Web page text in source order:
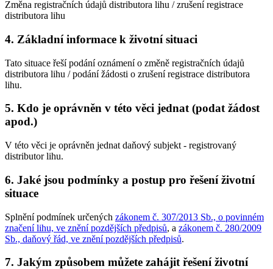
Změna registračních údajů distributora lihu / zrušení registrace
distributora lihu
4. Základní informace k životní situaci
Tato situace řeší podání oznámení o změně registračních údajů
distributora lihu / podání žádosti o zrušení registrace distributora
lihu.
5. Kdo je oprávněn v této věci jednat (podat žádost
apod.)
V této věci je oprávněn jednat daňový subjekt - registrovaný
distributor lihu.
6. Jaké jsou podmínky a postup pro řešení životní
situace
Splnění podmínek určených zákonem č. 307/2013 Sb., o povinném
značení lihu, ve znění pozdějších předpisů, a zákonem č. 280/2009
Sb., daňový řád, ve znění pozdějších předpisů.
7. Jakým způsobem můžete zahájit řešení životní